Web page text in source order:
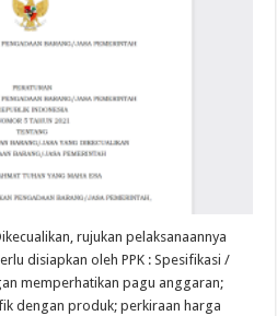
rujukan pelaksanaannya
disiapkan oleh PPK : Spesifikasi /
memperhatikan pagu anggaran;
dengan produk; perkiraan harga